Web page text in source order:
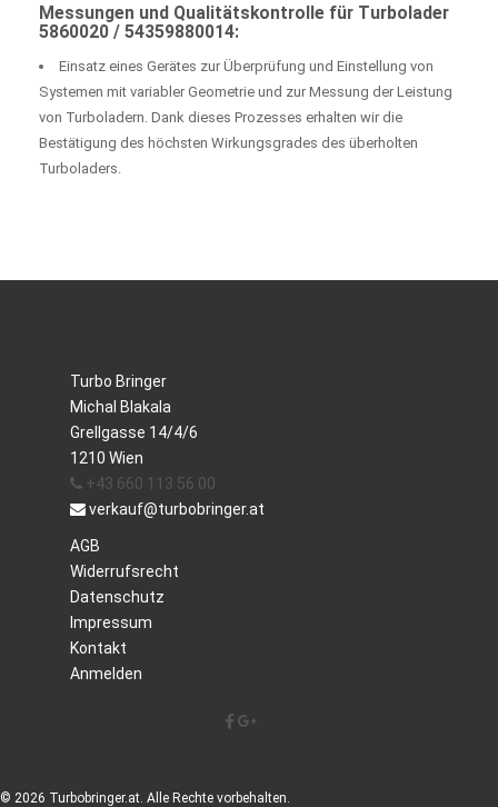
Messungen und Qualitätskontrolle für Turbolader
5860020 / 54359880014:
Einsatz eines Gerätes zur Überprüfung und Einstellung von
Systemen mit variabler Geometrie und zur Messung der Leistung
von Turboladern. Dank dieses Prozesses erhalten wir die
Bestätigung des höchsten Wirkungsgrades des überholten
Turboladers.
Turbo Bringer
Michal Blakala
Grellgasse 14/4/6
1210 Wien
+43 660 113 56 00
verkauf@turbobringer.at
AGB
Widerrufsrecht
Datenschutz
Impressum
Kontakt
Anmelden
© 2026 Turbobringer.at. Alle Rechte vorbehalten.